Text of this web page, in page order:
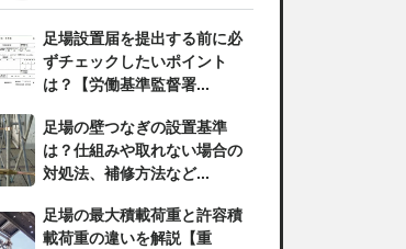
足場設置届を提出する前に必
ずチェックしたいポイント
は？【労働基準監督署...
足場の壁つなぎの設置基準
は？仕組みや取れない場合の
対処法、補修方法など...
足場の最大積載荷重と許容積
載荷重の違いを解説【重